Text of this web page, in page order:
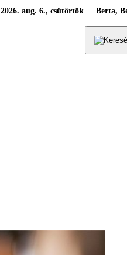
2026. aug. 6., csütörtök Berta,